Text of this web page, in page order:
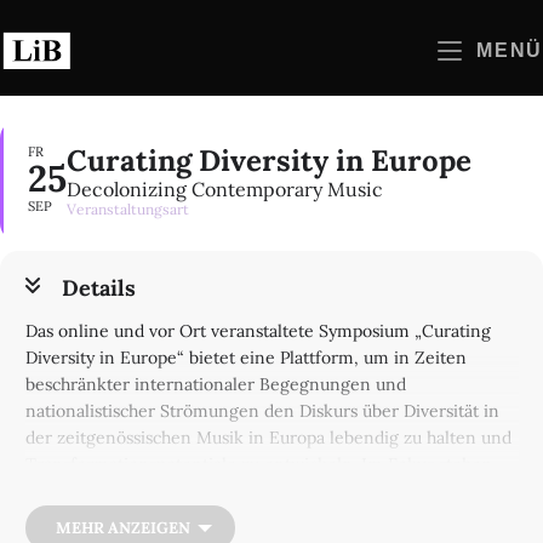
Inhalt
springen
MENÜ
FR
25
SEP
Curating Diversity in Europe
Decolonizing Contemporary Music
Veranstaltungsart
Details
Das online und vor Ort veranstaltete Symposium „Curating
Diversity in Europe“ bietet eine Plattform, um in Zeiten
beschränkter internationaler Begegnungen und
nationalistischer Strömungen den Diskurs über Diversität in
der zeitgenössischen Musik in Europa lebendig zu halten und
und eurologische Denkmuster kritisch hinterfragen und zur
MEHR ANZEIGEN